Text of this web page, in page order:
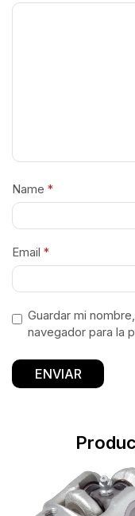
Name *
Email *
Guardar mi
navegador para la